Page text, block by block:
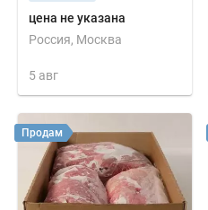
цена не указана
Россия, Москва
5 авг
Продам